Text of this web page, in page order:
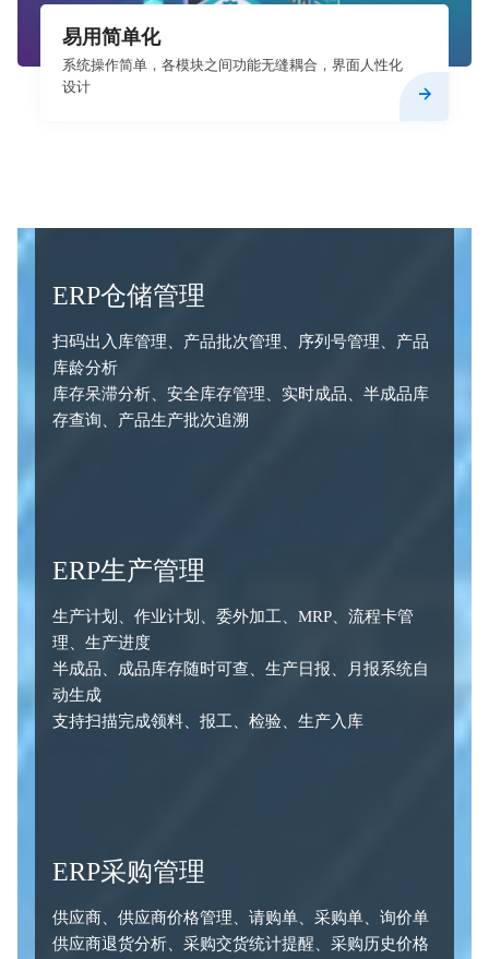
易用简单化
系统操作简单，各模块之间功能无缝耦合，界面人性化
设计
ERP仓储管理
扫码出入库管理、产品批次管理、序列号管理、产品
库龄分析
库存呆滞分析、安全库存管理、实时成品、半成品库
存查询、产品生产批次追溯
ERP生产管理
生产计划、作业计划、委外加工、MRP、流程卡管
理、生产进度
半成品、成品库存随时可查、生产日报、月报系统自
动生成
支持扫描完成领料、报工、检验、生产入库
ERP采购管理
供应商、供应商价格管理、请购单、采购单、询价单
供应商退货分析、采购交货统计提醒、采购历史价格